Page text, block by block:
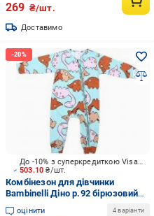
269 ₴/шт.
Доставимо
503.10₴/шт.
До -10% з суперкредиткою Visa Вигода
Комбінезон для дівчинки
Bambinelli Діно р.92 бірюзовий
0300
оцінити 4 варіанти